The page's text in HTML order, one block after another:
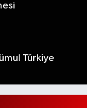
Türkiye